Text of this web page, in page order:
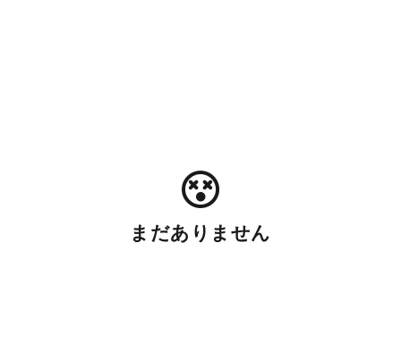
まだありません